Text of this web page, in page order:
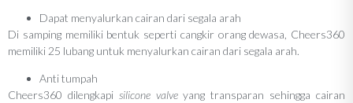
Dapat menyalurkan cairan dari segala arah
Di samping memiliki bentuk seperti cangkir orang dewasa, Cheers360
memiliki 25 lubang untuk menyalurkan cairan dari segala arah.
Anti tumpah
Cheers360 dilengkapi silicone valveyang transparan sehingga cairan